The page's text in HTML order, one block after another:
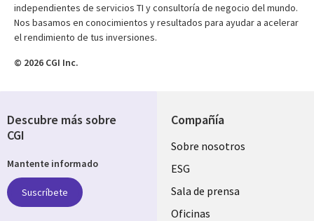
independientes de servicios TI y consultoría de negocio del mundo.
Nos basamos en conocimientos y resultados para ayudar a acelerar
el rendimiento de tus inversiones.
© 2026 CGI Inc.
Compañía
Useful
links
SPAIN
Sobre nosotros
ESG
Sala de prensa
Oficinas
Descubre más sobre
CGI
Mantente informado
Suscríbete